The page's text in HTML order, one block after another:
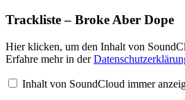
Trackliste – Broke Aber Dope
Inhalt
von
SoundCloud
Hier klicken, um den Inhalt von
Erfahre mehr in der
Inhalt von SoundCloud immer